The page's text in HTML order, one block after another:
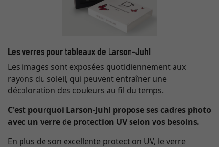
Les verres pour tableaux de Larson-Juhl
Les images sont exposées quotidiennement aux
rayons du soleil, qui peuvent entraîner une
décoloration des couleurs au fil du temps.
C'est pourquoi Larson-Juhl propose ses cadres photo
avec un verre de protection UV selon vos besoins.
En plus de son excellente protection UV, le verre